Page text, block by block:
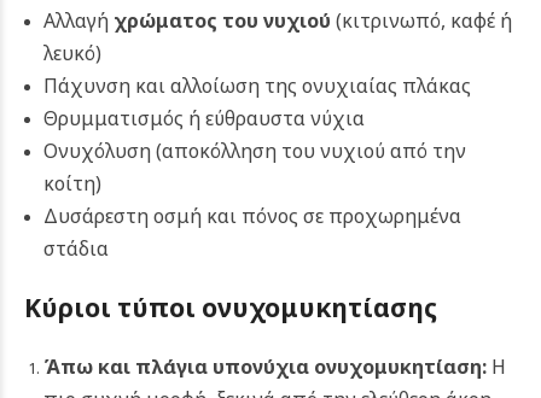
Αλλαγή χρώματος του νυχιού (κιτρινωπό, καφέ ή
λευκό)
Πάχυνση και αλλοίωση της ονυχιαίας πλάκας
Θρυμματισμός ή εύθραυστα νύχια
Ονυχόλυση (αποκόλληση του νυχιού από την
κοίτη)
Δυσάρεστη οσμή και πόνος σε προχωρημένα
στάδια
Κύριοι τύποι ονυχομυκητίασης
Άπω και πλάγια υπονύχια ονυχομυκητίαση:Η